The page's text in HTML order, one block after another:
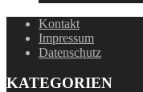
Kontakt
Impressum
Datenschutz
KATEGORIEN